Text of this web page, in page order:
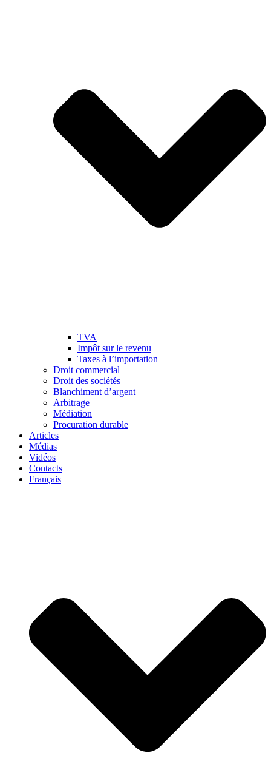
TVA
Impôt sur le revenu
Taxes à l’importation
Droit commercial
Droit des sociétés
Blanchiment d’argent
Arbitrage
Médiation
Procuration durable
Articles
Médias
Vidéos
Contacts
Français